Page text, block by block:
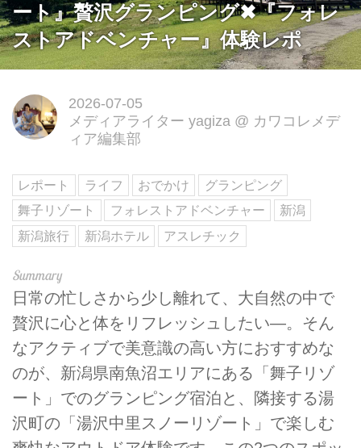
ート』贅沢グランピング✖『フォレ
ストアドベンチャー』体験レポ
2026-07-05
メディアライター yagiza @ カワコレメデ
ィア編集部
レポート ライフ おでかけ
グランピング
舞子リゾート
フォレストアドベンチャー
新潟
新潟旅行
新潟ホテル アスレチック
日常の忙しさから少し離れて、大自然の中で
贅沢に心と体をリフレッシュしたい—。そん
なアクティブで美意識の高い方におすすめな
のが、新潟県南魚沼エリアにある「舞子リゾ
ート」でのグランピング宿泊と、隣接する湯
沢町の「湯沢中里スノーリゾート」で楽しむ